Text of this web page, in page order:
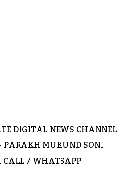
DIGITAL NEWS CHANNEL
PARAKH MUKUND SONI
CALL / WHATSAPP